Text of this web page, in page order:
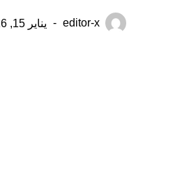
editor-x يناير 15, 2026